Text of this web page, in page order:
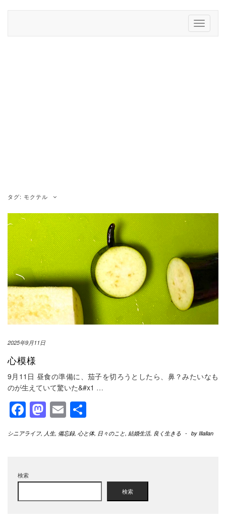
Toggle
タグ: モクテル
2025年9月11日
心模様
9月11日 昼食の準備に、茄子を切ろうとしたら、鼻？みたいなも
のが生えていて驚いた&#x1 …
Facebook
Mastodon
Email
有
シニアライフ, 人生, 備忘録, 心と体, 日々のこと, 結婚生活, 良く生きる - by Illallan
検索
検索